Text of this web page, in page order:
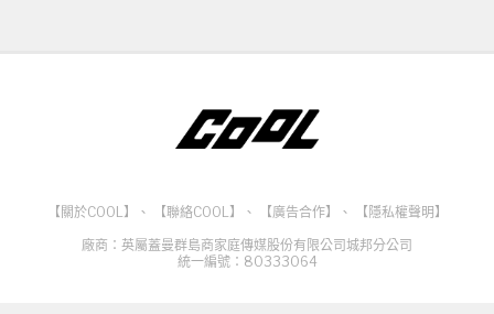
【關於COOL】 、 【聯絡COOL】 、 【廣告合作】 、
【隱私權聲明】
廠商：英屬蓋曼群島商家庭傳媒股份有限公司城邦分公司
統一編號：80333064